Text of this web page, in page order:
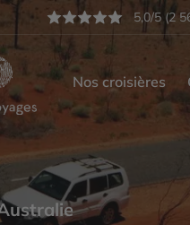
5,0/5 (2
Nos croisières